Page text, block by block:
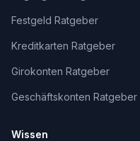
Festgeld Ratgeber
Kreditkarten Ratgeber
Girokonten Ratgeber
Geschäftskonten Ratgeber
Wissen